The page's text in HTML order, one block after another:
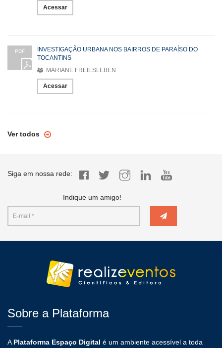
Acessar
PDF
INVESTIGAÇÃO URBANA NOS BAIRROS DE PARAÍSO DO
TOCANTINS
MARIANE FREIESLEBEN
Acessar
Ver todos
Siga em nossa rede:
Indique um amigo!
Sobre a Plataforma
A Plataforma Espaço Digital é um ambiente acessível a toda